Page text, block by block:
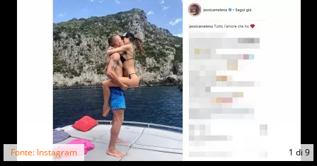
1 di 9
Fonte: Instagram